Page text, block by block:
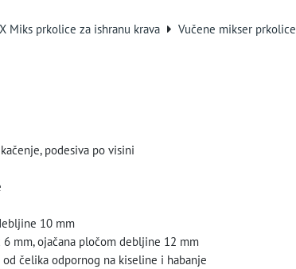
Miks prkolice za ishranu krava Vučene mikser prkolice
podesiva po visini
10 mm
mm, ojačana pločom debljine 12 mm
čelika odpornog na kiseline i habanje